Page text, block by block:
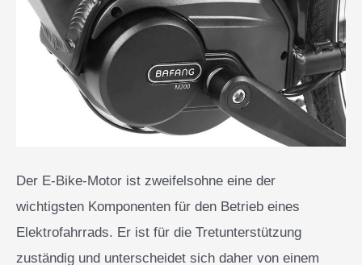
Der E-Bike-Motor ist zweifelsohne eine der
wichtigsten Komponenten für den Betrieb eines
Elektrofahrrads. Er ist für die Tretunterstützung
zuständig und unterscheidet sich daher von einem